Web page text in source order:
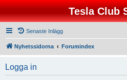
Tesla Club
Senaste Inlägg
Nyhetssidorna Forumindex
Logga in